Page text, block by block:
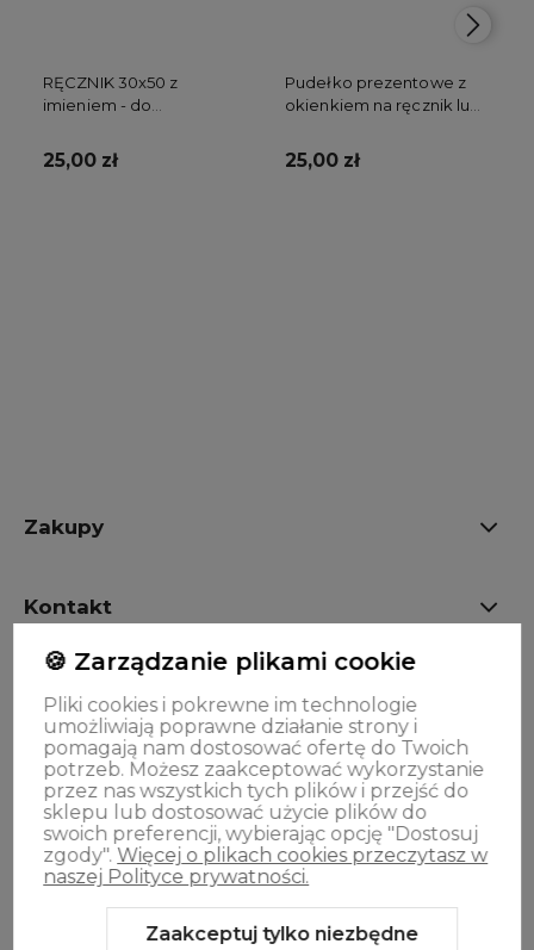
RĘCZNIK 30x50 z
imieniem - do
25,00 zł
Pudełko prezentowe z
okienkiem na ręcznik lub
25,00 zł
Zakupy
Kontakt
Oferta
🍪 Zarządzanie plikami cookie
Pliki cookies i pokrewne im technologie
umożliwiają poprawne działanie strony i
pomagają nam dostosować ofertę do Twoich
potrzeb. Możesz zaakceptować wykorzystanie
przez nas wszystkich tych plików i przejść do
sklepu lub dostosować użycie plików do
swoich preferencji, wybierając opcję "Dostosuj
zgody". Więcej o plikach cookies przeczytasz w
naszej Polityce prywatności.
Zaakceptuj tylko niezbędne